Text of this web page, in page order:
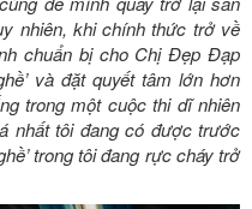
nhiên, khi chính thức trở về
chuẩn bị cho Chị Đẹp Đạp
và đặt quyết tâm lớn hơn
trong một cuộc thi dĩ nhiên
nhất tôi đang có được trước
trong tôi đang rực cháy trở